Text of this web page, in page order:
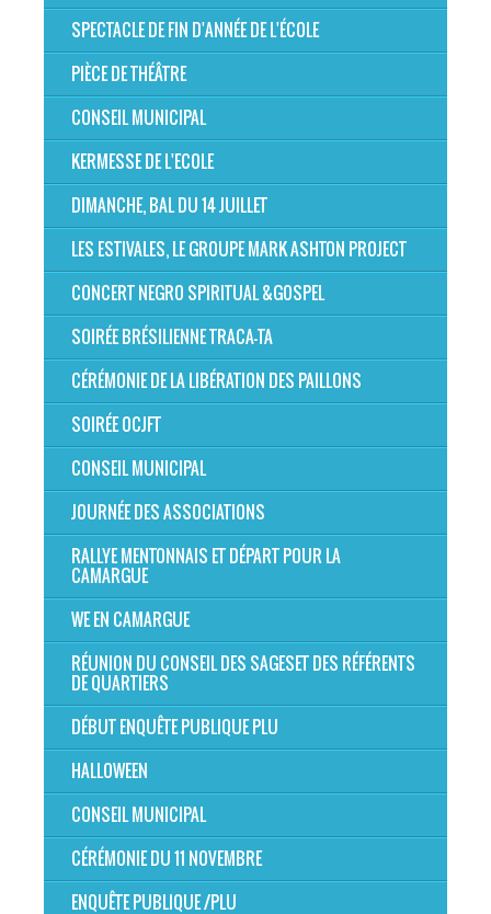
SPECTACLE DE FIN D'ANNÉE DE L'ÉCOLE
PIÈCE DE THÉÂTRE
CONSEIL MUNICIPAL
KERMESSE DE L'ECOLE
DIMANCHE, BAL DU 14 JUILLET
LES ESTIVALES, LE GROUPE MARK ASHTON PROJECT
CONCERT NEGRO SPIRITUAL &GOSPEL
SOIRÉE BRÉSILIENNE TRACA-TA
CÉRÉMONIE DE LA LIBÉRATION DES PAILLONS
SOIRÉE OCJFT
CONSEIL MUNICIPAL
JOURNÉE DES ASSOCIATIONS
RALLYE MENTONNAIS ET DÉPART POUR LA
CAMARGUE
WE EN CAMARGUE
RÉUNION DU CONSEIL DES SAGESET DES RÉFÉRENTS
DE QUARTIERS
DÉBUT ENQUÊTE PUBLIQUE PLU
HALLOWEEN
CONSEIL MUNICIPAL
CÉRÉMONIE DU 11 NOVEMBRE
ENQUÊTE PUBLIQUE /PLU